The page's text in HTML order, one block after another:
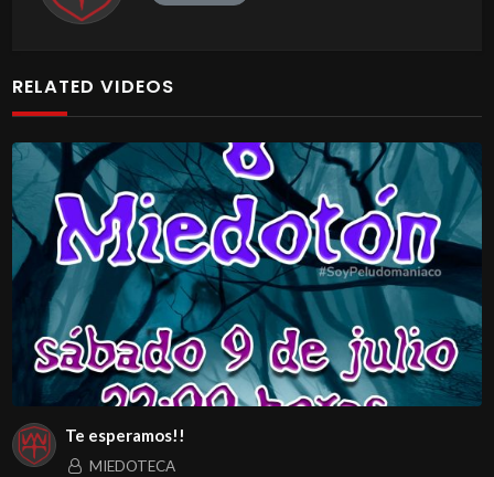
RELATED VIDEOS
Te esperamos!!
MIEDOTECA